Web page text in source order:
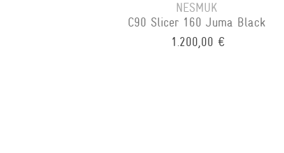
NESMUK
C90 Slicer 160 Juma Black
1.200,00 €